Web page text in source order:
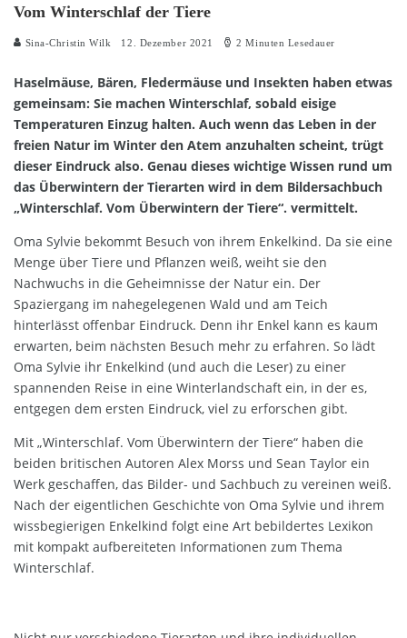
Vom Winterschlaf der Tiere
Sina-Christin Wilk 12. Dezember 2021 2 Minuten Lesedauer
Haselmäuse, Bären, Fledermäuse und Insekten haben etwas
gemeinsam: Sie machen Winterschlaf, sobald eisige
Temperaturen Einzug halten. Auch wenn das Leben in der
freien Natur im Winter den Atem anzuhalten scheint, trügt
dieser Eindruck also. Genau dieses wichtige Wissen rund um
das Überwintern der Tierarten wird in dem Bildersachbuch
„Winterschlaf. Vom Überwintern der Tiere“. vermittelt.
Oma Sylvie bekommt Besuch von ihrem Enkelkind. Da sie eine
Menge über Tiere und Pflanzen weiß, weiht sie den
Nachwuchs in die Geheimnisse der Natur ein. Der
Spaziergang im nahegelegenen Wald und am Teich
hinterlässt offenbar Eindruck. Denn ihr Enkel kann es kaum
erwarten, beim nächsten Besuch mehr zu erfahren. So lädt
Oma Sylvie ihr Enkelkind (und auch die Leser) zu einer
spannenden Reise in eine Winterlandschaft ein, in der es,
entgegen dem ersten Eindruck, viel zu erforschen gibt.
Mit „Winterschlaf. Vom Überwintern der Tiere“ haben die
beiden britischen Autoren Alex Morss und Sean Taylor ein
Werk geschaffen, das Bilder- und Sachbuch zu vereinen weiß.
Nach der eigentlichen Geschichte von Oma Sylvie und ihrem
wissbegierigen Enkelkind folgt eine Art bebildertes Lexikon
mit kompakt aufbereiteten Informationen zum Thema
Winterschlaf.